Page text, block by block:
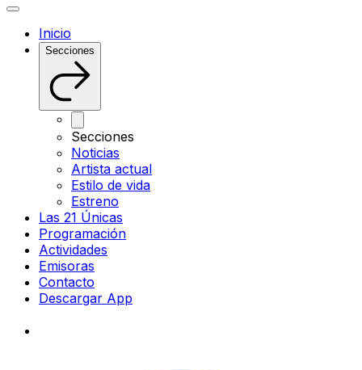
Inicio
Secciones
Secciones
Noticias
Artista actual
Estilo de vida
Estreno
Las 21 Únicas
Programación
Actividades
Emisoras
Contacto
Descargar App